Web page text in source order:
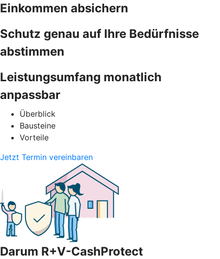
Einkommen absichern
Schutz genau auf Ihre Bedürfnisse
abstimmen
Leistungsumfang monatlich
anpassbar
Überblick
Bausteine
Vorteile
Jetzt Termin vereinbaren
Darum R+V-CashProtect